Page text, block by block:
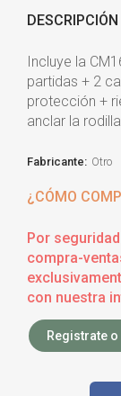
DESCRIPCIÓN
Incluye la
partidas + 2
protección +
anclar la
Fabricante: Otro
¿CÓMO
Por
compra-
con nuestra
Registrate